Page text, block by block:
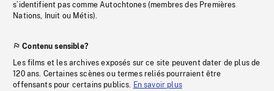
s’identifient pas comme Autochtones (membres des Premières
Nations, Inuit ou Métis).
Contenu sensible?
Les films et les archives exposés sur ce site peuvent dater de plus de
120 ans. Certaines scènes ou termes reliés pourraient être
offensants pour certains publics. En savoir plus